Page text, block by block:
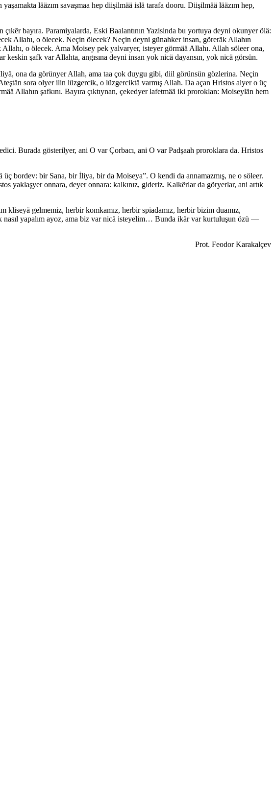
lääzım savaşmaa hep diişilmää islä tarafa dooru. Diişilmää lääzım hep,
bayıra. Paramiyalarda, Eski Baalantının Yazisinda bu yortuya deyni okunyer ölä:
Allahı, o ölecek. Neçin ölecek? Neçin deyni günahker insan, göreräk Allahın
o ölecek. Ama Moisey pek yalvaryer, isteyer görmää Allahı. Allah söleer ona,
şafk var Allahta, angısına deyni insan yok nicä dayansın, yok nicä görsün.
ona da görünyer Allah, ama taa çok duygu gibi, diil görünsün gözlerina. Neçin
sora olyer ilin lüzgercik, o lüzgerciktä varmış Allah. Da açan Hristos alyer o üç
Allahın şafkını. Bayıra çıktıynan, çekedyer lafetmää iki proroklan: Moiseylän hem
Burada gösterilyer, ani O var Çorbacı, ani O var Padşaah proroklara da. Hristos
bordev: bir Sana, bir İliya, bir da Moiseya”. O kendi da annamazmış, ne o söleer.
yaklaşyer onnara, deyer onnara: kalkınız, gideriz. Kalkȇrlar da göryerlar, ani artık
gelmemiz, herbir komkamız, herbir spiadamız, herbir bizim duamız,
nasıl yapalım ayoz, ama biz var nicä isteyelim… Bunda ikär var kurtuluşun özü —
Prot. Feodor Karakalçev